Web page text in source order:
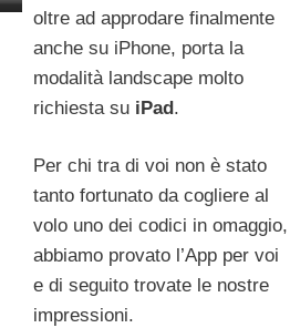
oltre ad approdare finalmente
anche su iPhone, porta la
modalità landscape molto
richiesta su iPad.
Per chi tra di voi non è stato
tanto fortunato da cogliere al
volo uno dei codici in omaggio,
abbiamo provato l’App per voi
e di seguito trovate le nostre
impressioni.